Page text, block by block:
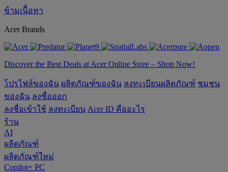
ข้ามเนื้อหา
Acer Brands
Discover the Best Deals at Acer Online Store – Shop Now!
โปรไฟล์ของฉัน ผลิตภัณฑ์ของฉัน ลงทะเบียนผลิตภัณฑ์ ชุมชน
ของฉัน ลงชื่อออก
ลงชื่อเข้าใช้ ลงทะเบียน Acer ID คืออะไร
ร้าน
AI
ผลิตภัณฑ์
ผลิตภัณฑ์ใหม่
Copilot+ PC